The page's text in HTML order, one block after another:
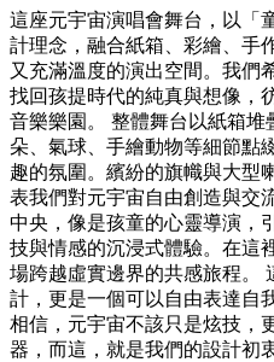
這座元宇宙演唱會舞台，以「
計理念，融合紙箱、彩繪、手
又充滿溫度的演出空間。我們
找回孩提時代的純真與想像，
音樂樂園。 整體舞台以紙箱
朵、氣球、手繪動物等細節點
趣的氛圍。繽紛的旗幟與大型
表我們對元宇宙自由創造與交
中央，像是孩童的心靈導演，
技與情感的沉浸式體驗。在這
場跨越虛實邊界的共感旅程。
計，更是一個可以自由表達自
相信，元宇宙不該只是炫技，
器，而這，就是我們的設計初衷